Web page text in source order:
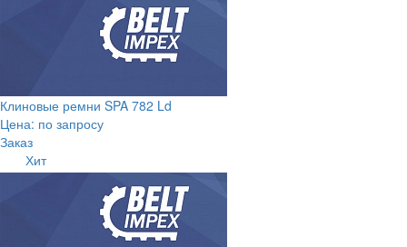
Клиновые ремни SPA 782 Ld
Цена: по запросу
Заказ
Хит